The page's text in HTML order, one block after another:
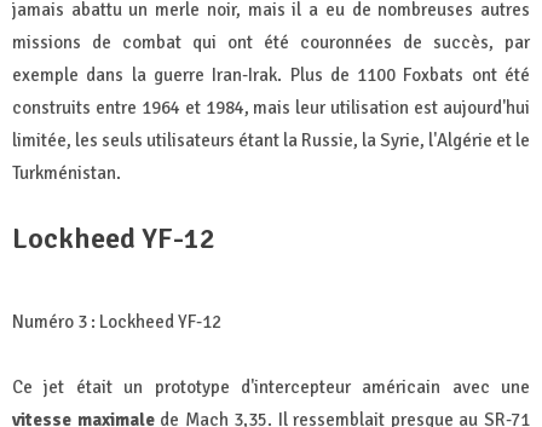
jamais abattu un merle noir, mais il a eu de nombreuses autres
missions de combat qui ont été couronnées de succès, par
exemple dans la guerre Iran-Irak. Plus de 1100 Foxbats ont été
construits entre 1964 et 1984, mais leur utilisation est aujourd'hui
limitée, les seuls utilisateurs étant la Russie, la Syrie, l'Algérie et le
Turkménistan.
Lockheed YF-12
Numéro 3 : Lockheed YF-12
Ce jet était un prototype d'intercepteur américain avec une
vitesse maximalede Mach 3,35. Il ressemblait presque au SR-71